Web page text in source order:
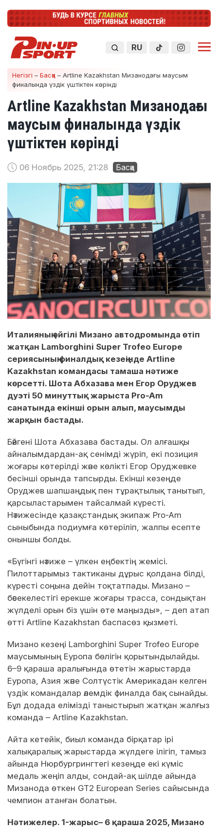
RU
Негізгі – Басқа – Artline Kazakhstan Мизанодағы маусым
финалында үздік үштіктен көрінді
Artline Kazakhstan Мизанодағы
маусым финалында үздік
үштіктен көрінді
06 Ноябрь 2025, 21:28 Басқа
Италияның әйгілі Мизано автодромында өтіп
жатқан Lamborghini Super Trofeo Europe
сериясының финалдық кезеңінде Artline
Kazakhstan командасы тамаша нәтиже
көрсетті. Шота Абхазава мен Егор Оруджев
дуэті 50 минуттық жарыста Pro-Am
санатында екінші орын алып, маусымды
жарқын бастады.
Бәйгені Шота Абхазава бастады. Ол алғашқы
айналымдардан-ақ сенімді жүріп, екі позиция
жоғары көтерілді және көлікті Егор Оруджевке
бесінші орында тапсырды. Екінші кезеңде
Оруджев шапшаңдық пен тұрақтылық танытып,
қарсыластарымен тайсалмай күресті.
Нәтижесінде қазақстандық экипаж Pro-Am
сыныбында подиумға көтеріліп, жалпы есепте
оныншы болды.
«Бүгінгі нәтиже – үлкен еңбектің жемісі.
Пилоттарымыз тактиканы дұрыс қолдана білді,
күресті соңына дейін тоқтатпады. Мизано –
бәсекелестігі ерекше жоғары трасса, сондықтан
жүлделі орын біз үшін өте маңызды», – деп атап
өтті Artline Kazakhstan баспасөз қызметі.
Мизано кезеңі Lamborghini Super Trofeo Europe
маусымының Еуропа бөлігін қорытындылайды.
6–9 қараша аралығында өтетін жарыстарда
Еуропа, Азия және Солтүстік Америкадан келген
үздік командалар әлемдік финалда бақ сынайды.
Бұл додада елімізді таныстырып жатқан жалғыз
команда – Artline Kazakhstan.
Айта кетейік, биыл команда бірқатар ірі
халықаралық жарыстарда жүлдеге ілігіп, тамыз
айында Нюрбургрингтегі кезеңде екі күміс
медаль жеңіп алды, сондай-ақ шілде айында
Мизанода өткен GT2 European Series сайысында
чемпион атанған болатын.
Нәтижелер. 1-жарыс– 6 қараша 2025, Мизано